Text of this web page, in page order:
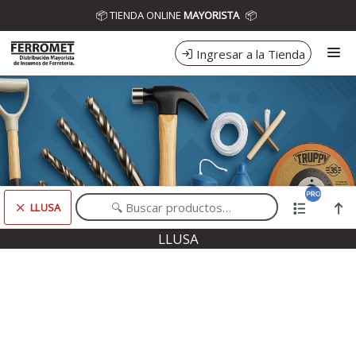
📦 TIENDA ONLINE MAYORISTA 📦
Ingresar a la Tienda
CÓMO COMPRAR
CONTACTO
LLUSA
Comprá online productos de LLUSA en DISTRIBUIDORA FERROMET
LLUSA